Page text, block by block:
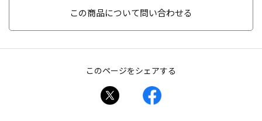
この商品について問い合わせる
このページをシェアする